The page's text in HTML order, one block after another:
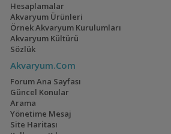
(Mavi Gobi)
Hesaplamalar
Akvaryum Ürünleri
Örnek Akvaryum Kurulumları
Akvaryum Kültürü
Sözlük
Akvaryum.Com
Forum Ana Sayfası
Güncel Konular
Arama
Yönetime Mesaj
Site Haritası